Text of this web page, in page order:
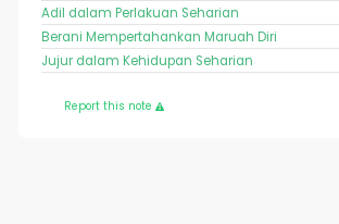
Adil dalam Perlakuan Seharian
Berani Mempertahankan Maruah Diri
Jujur dalam Kehidupan Seharian
Report this note